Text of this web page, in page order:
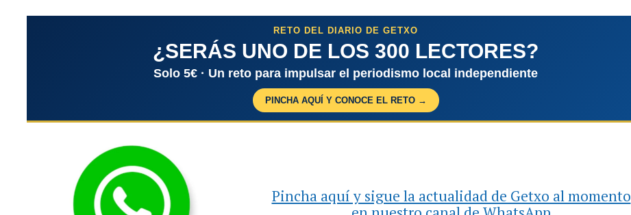
RETO DEL DIARIO DE GETXO
¿SERÁS UNO DE LOS 300 LECTORES?
Solo 5€ · Un reto para impulsar el periodismo local independiente
PINCHA AQUÍ Y CONOCE EL RETO →
Pincha aquí y sigue la actualidad de Getxo al momento